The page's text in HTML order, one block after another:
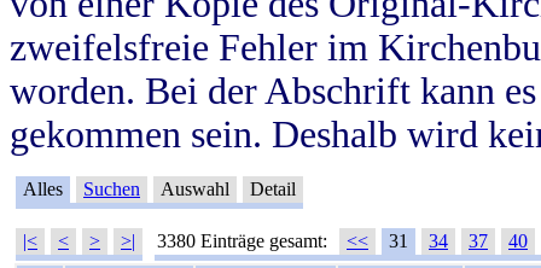
zweifelsfreie Fehler im
worden. Bei der Abschrift kann
gekommen sein. Deshalb wird
Alles Suchen Auswahl Detail
|< < > >| 3380 Einträge gesamt: << 31 34 37
40